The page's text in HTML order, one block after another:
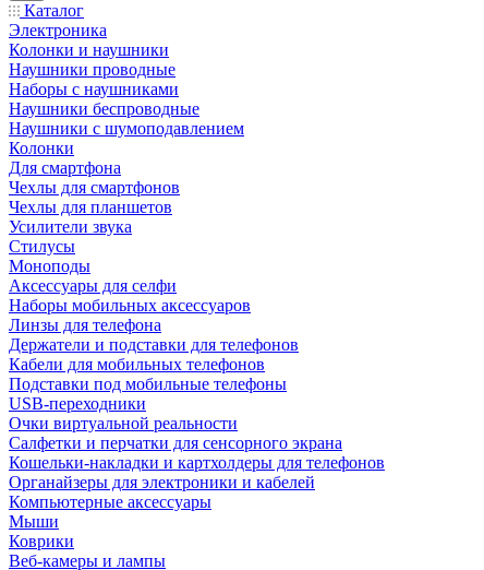
Каталог
Электроника
Колонки и наушники
Наушники проводные
Наборы с наушниками
Наушники беспроводные
Наушники с шумоподавлением
Колонки
Для смартфона
Чехлы для смартфонов
Чехлы для планшетов
Усилители звука
Стилусы
Моноподы
Аксессуары для селфи
Наборы мобильных аксессуаров
Линзы для телефона
Держатели и подставки для телефонов
Кабели для мобильных телефонов
Подставки под мобильные телефоны
USB-переходники
Очки виртуальной реальности
Салфетки и перчатки для сенсорного экрана
Кошельки-накладки и картхолдеры для телефонов
Органайзеры для электроники и кабелей
Компьютерные аксессуары
Мыши
Коврики
Веб-камеры и лампы